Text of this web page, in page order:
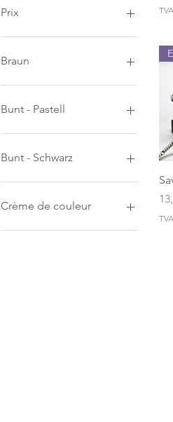
Prix
Braun
Bunt - Pastell
Bunt - Schwarz
Crème de couleur